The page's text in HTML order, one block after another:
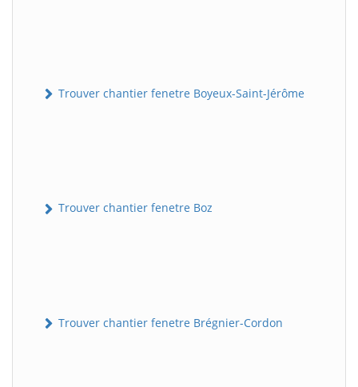
Trouver chantier fenetre Boyeux-Saint-Jérôme
Trouver chantier fenetre Boz
Trouver chantier fenetre Brégnier-Cordon